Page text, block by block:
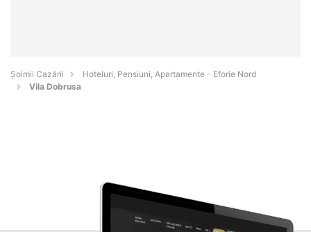
Șoimii Cazării
Hoteluri, Pensiuni, Apartamente - Eforie Nord
Vila Dobrusa